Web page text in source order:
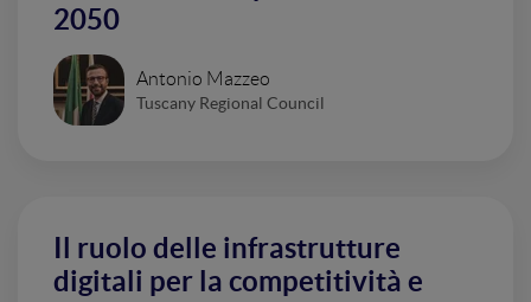
2050
Antonio Mazzeo
Tuscany Regional Council
Il ruolo delle infrastrutture
digitali per la competitività e